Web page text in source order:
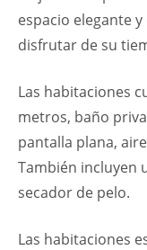
espacio elegante
disfrutar de su
Las habitaciones
metros, baño
pantalla plana,
También incluyen
secador de pelo.
Las habitaciones